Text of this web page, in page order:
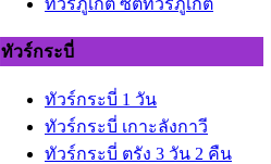
ทัวร์ภูเก็ต ซิตี้ทัวร์ภูเก็ต
ทัวร์กระบี่
ทัวร์กระบี่ 1 วัน
ทัวร์กระบี่ เกาะลังกาว
ทัวร์กระบี่ ตรัง 3 วัน 2 คืน